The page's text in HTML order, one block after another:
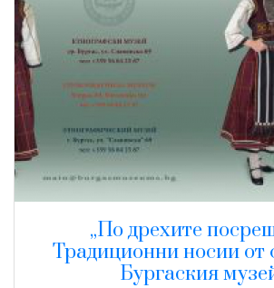
„По дрехите
Традиционни носии от
Бургаския